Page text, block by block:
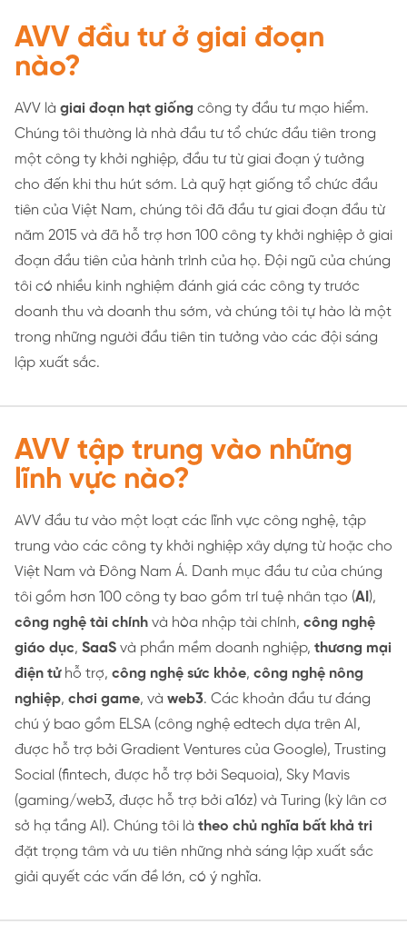
AVV đầu tư ở giai đoạn
nào?
AVV là giai đoạn hạt giống công ty đầu tư mạo hiểm.
Chúng tôi thường là nhà đầu tư tổ chức đầu tiên trong
một công ty khởi nghiệp, đầu tư từ giai đoạn ý tưởng
cho đến khi thu hút sớm. Là quỹ hạt giống tổ chức đầu
tiên của Việt Nam, chúng tôi đã đầu tư giai đoạn đầu từ
năm 2015 và đã hỗ trợ hơn 100 công ty khởi nghiệp ở giai
đoạn đầu tiên của hành trình của họ. Đội ngũ của chúng
tôi có nhiều kinh nghiệm đánh giá các công ty trước
doanh thu và doanh thu sớm, và chúng tôi tự hào là một
trong những người đầu tiên tin tưởng vào các đội sáng
lập xuất sắc.
AVV tập trung vào những
lĩnh vực nào?
AVV đầu tư vào một loạt các lĩnh vực công nghệ, tập
trung vào các công ty khởi nghiệp xây dựng từ hoặc cho
Việt Nam và Đông Nam Á. Danh mục đầu tư của chúng
tôi gồm hơn 100 công ty bao gồm trí tuệ nhân tạo (AI ),
công nghệ tài chính và hòa nhập tài chính, công nghệ
giáo dục, SaaS và phần mềm doanh nghiệp, thương mại
điện tửhỗ trợ, công nghệ sức khỏe, công nghệ nông
nghiệp, chơi game, và web3. Các khoản đầu tư đáng
chú ý bao gồm ELSA (công nghệ edtech dựa trên AI,
được hỗ trợ bởi Gradient Ventures của Google), Trusting
Social (fintech, được hỗ trợ bởi Sequoia), Sky Mavis
(gaming/web3, được hỗ trợ bởi a16z) và Turing (kỳ lân cơ
sở hạ tầng AI). Chúng tôi là theo chủ nghĩa bất khả tri
đặt trọng tâm và ưu tiên những nhà sáng lập xuất sắc
giải quyết các vấn đề lớn, có ý nghĩa.